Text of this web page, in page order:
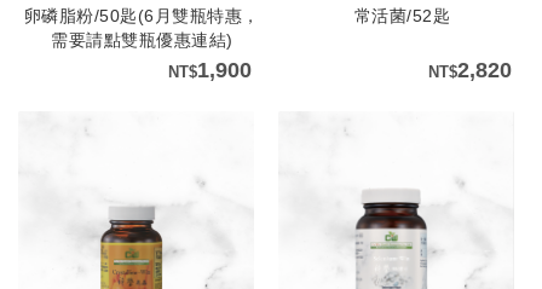
卵磷脂粉/50匙(6月雙瓶特惠，
需要請點雙瓶優惠連結)
1,900
常活菌/52匙
2,820